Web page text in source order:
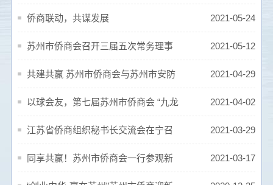
会
开展经贸文化交流
侨商联动，共谋发展 2021-05-24
苏州市侨商会召开三届五次常务理事
会
2021-05-12
共建共赢 苏州市侨商会与苏州市安防
协会签约共建
2021-04-29
以球会友，第七届苏州市侨商会 “九龙
杯”高尔夫联谊赛成功举行
2021-04-02
江苏省侨商组织秘书长交流会在宁召
开
2021-03-29
同享共赢！苏州市侨商会一行参观新 2021-03-17